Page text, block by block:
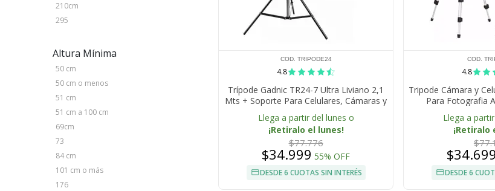
210cm
295
Altura Mínima
50 cm
50 cm o menos
51 cm
51 cm a 100 cm
69cm
73
84 cm
101 cm o más
176
COD. TRIPODE24
4.8
Trípode Gadnic TR24-7 Ultra Liviano 2,1
Mts + Soporte Para Celulares, Cámaras y
Fotografía
Llega a partir del lunes o
¡Retiralo el lunes!
$77.776
$34.999 55% OFF
DESDE 6 CUOTAS SIN INTERÉS
COD.
4.8
Tripode Cámara y
Para Fotografia
Llega a
¡Retiralo
$34.699
DESDE 6